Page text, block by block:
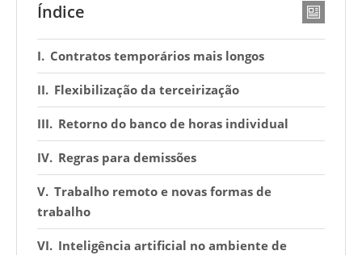
Índice
Contratos temporários mais longos
Flexibilização da terceirização
Retorno do banco de horas individual
Regras para demissões
Trabalho remoto e novas formas de
trabalho
Inteligência artificial no ambiente de